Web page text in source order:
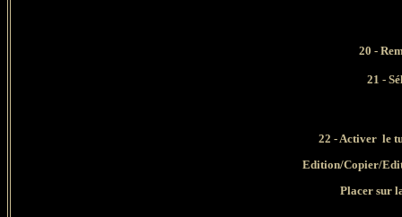
20 -
21 -
22 - Activer le
Edition/Copier/
Placer sur